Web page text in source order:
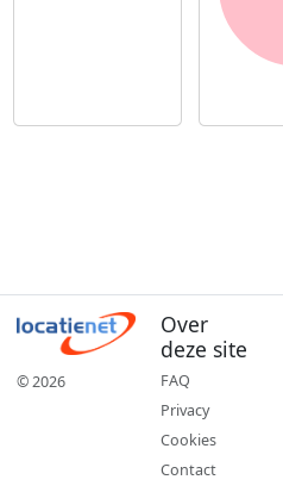
© 2026
Over
deze site
FAQ
Privacy
Cookies
Contact